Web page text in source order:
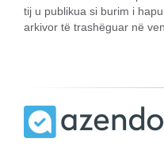
tij u publikua si burim i
arkivor të trashëguar në